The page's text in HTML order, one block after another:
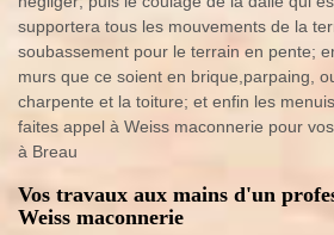
supportera tous les mouvements de la
soubassement pour le terrain en pente;
murs que ce soient en brique,parpaing,
charpente et la toiture; et enfin les
faites appel à Weiss maconnerie pour
à Breau
Vos travaux aux mains d'un
Weiss maconnerie